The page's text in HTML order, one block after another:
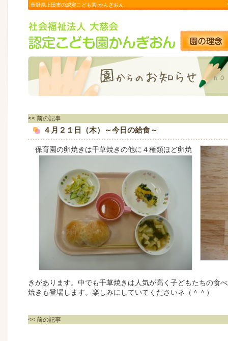
長野県上田市の認定こども園 かんぎおん
<< 前の記事
４月２１日（木）～今日の給食～
保育園の卵焼きは千草焼きの他に４種類ほど卵焼
きがあります。中でも千草焼きは人気が高く子どもたちの食
焼きも登場します。楽しみにしていてくださいネ（＾＾）
<< 前の記事